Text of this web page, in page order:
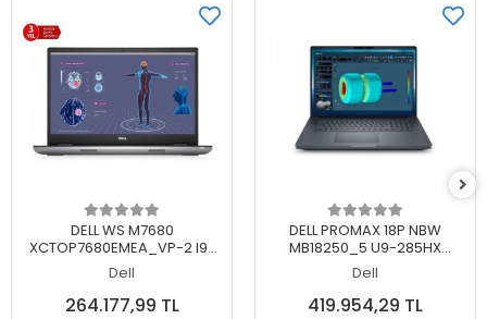
Sepete Ekle
DELL WS M7680
XCTOP7680EMEA_VP-2 I9-
13950HX 32GB 512SSD 16GB
RTX5000 16 W11PRO
Dell
264.177,99 TL
Sepete Ekle
DELL PROMAX 18P NBW
MB18250_5 U9-285HX
2X32GB 1X1TB RTXPRO5000
24GB W11P 3 YIL YERİNDE
GARANTİ
Dell
419.954,29 TL